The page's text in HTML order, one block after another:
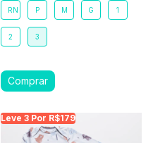
RN P M G 1
2 3
Leve 3 Por R$179